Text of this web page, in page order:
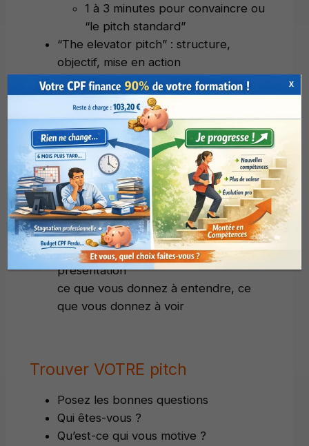
1 à 3 minutes pour convaincre ou
“le pitch standard”
“The elevator pitch” : structure,
objectif, mise en action
Le pitch standard : structure, objectif,
mise en action
Se mettre au service de l’auditeur :
Ce qu’il ne faut pas faire
Les erreurs à éviter dans la
construction de votre pitch
sur le fond, sur la forme
Les erreurs à éviter dans votre
présentation
ce que vous donnez à entendre, ce
que vous donnez à voir
Trouver VOTRE pitch
Posez les bonnes questions
Qui êtes-vous ?
Qu’est-ce qui vous motive ?
X